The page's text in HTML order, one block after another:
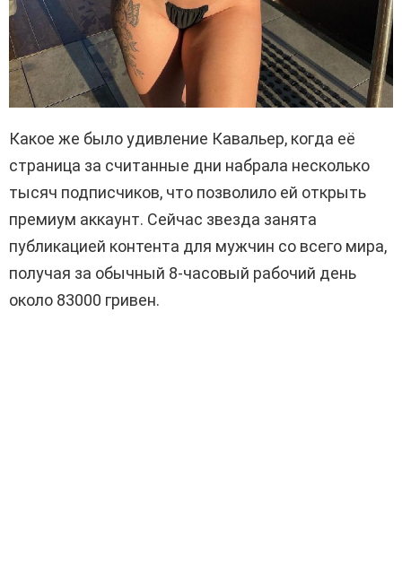
Какое же было удивление Кавальер, когда её
страница за считанные дни набрала несколько
тысяч подписчиков, что позволило ей открыть
премиум аккаунт. Сейчас звезда занята
публикацией контента для мужчин со всего мира,
получая за обычный 8-часовый рабочий день
около 83000 гривен.